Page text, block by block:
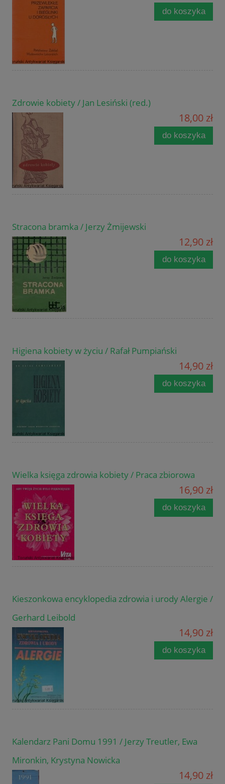
do koszyka
Zdrowie kobiety / Jan Lesiński (red.)
18,00 zł
do koszyka
Stracona bramka / Jerzy Żmijewski
12,90 zł
do koszyka
Higiena kobiety w życiu / Rafał Pumpiański
14,90 zł
do koszyka
Wielka księga zdrowia kobiety / Praca zbiorowa
16,90 zł
do koszyka
Kieszonkowa encyklopedia zdrowia i urody Alergie /
Gerhard Leibold
14,90 zł
do koszyka
Kalendarz Pani Domu 1991 / Jerzy Treutler, Ewa
Mironkin, Krystyna Nowicka
14,90 zł